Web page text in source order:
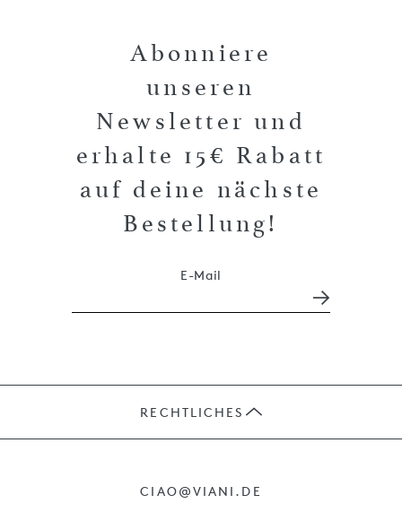
Abonniere
unseren
Newsletter und
erhalte 15€ Rabatt
auf deine nächste
Bestellung!
E-Mail
RECHTLICHES
CIAO@VIANI.DE